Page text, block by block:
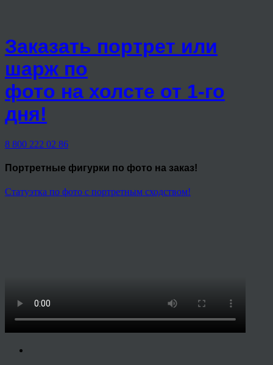
Заказать портрет или
шарж по
фото на холсте от 1-го
дня!
8 800 222 02 86
Портретные фигурки по фото на заказ!
Статуэтка по фото с портретным сходством!